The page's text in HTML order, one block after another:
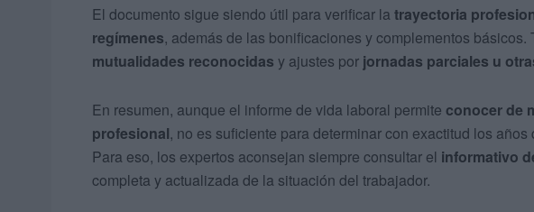
El documento sigue siendo útil para verificar la trayectoria
regímenes, además de las bonificaciones y complementos
mutualidades reconocidas y ajustes por jornadas parciales u
En resumen, aunque el informe de vida laboral permite conocer de
profesional, no es suficiente para determinar con exactitud los
Para eso, los expertos aconsejan siempre consultar el informativo
completa y actualizada de la situación del trabajador.